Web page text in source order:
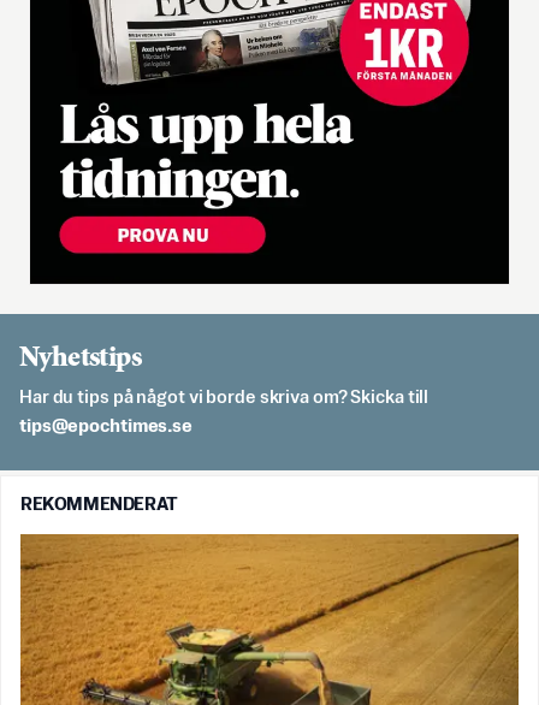
Nyhetstips
Har du tips på något vi borde skriva om? Skicka till
es.semithcope@spit
REKOMMENDERAT